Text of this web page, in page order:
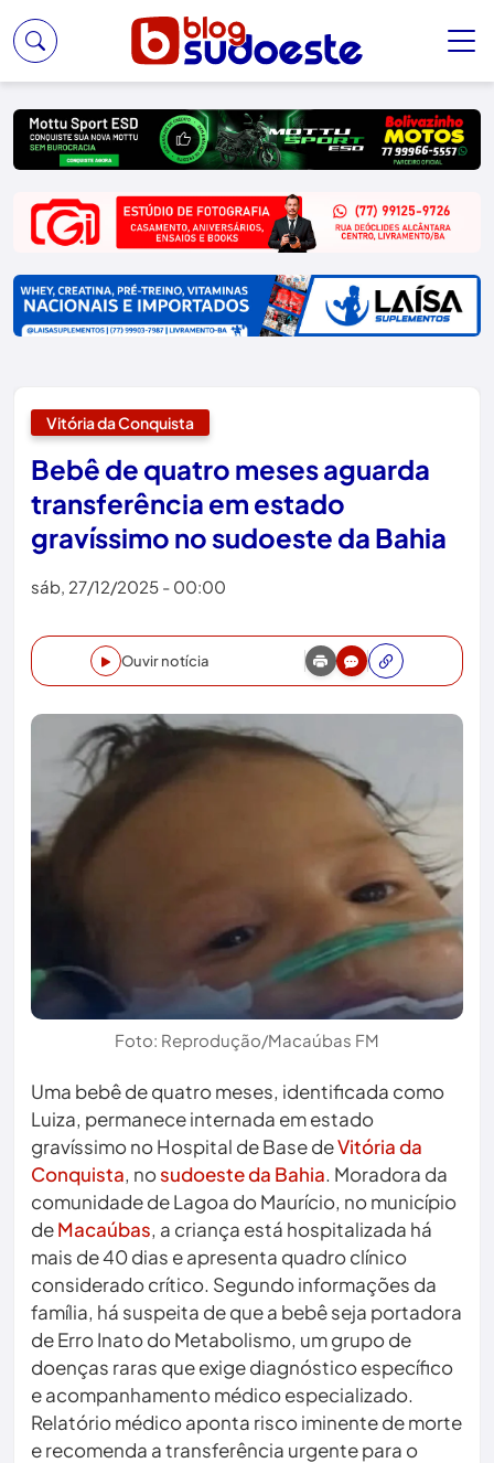
Vitória da Conquista
Bebê de quatro meses aguarda
transferência em estado
gravíssimo no sudoeste da Bahia
sáb, 27/12/2025 - 00:00
Ouvir notícia
Foto: Reprodução/Macaúbas FM
Uma bebê de quatro meses, identificada como
Luiza, permanece internada em estado
gravíssimo no Hospital de Base deVitória da
Conquista, nosudoeste da Bahia. Moradora da
comunidade de Lagoa do Maurício, no município
deMacaúbas, a criança está hospitalizada há
mais de 40 dias e apresenta quadro clínico
considerado crítico. Segundo informações da
família, há suspeita de que a bebê seja portadora
de Erro Inato do Metabolismo, um grupo de
doenças raras que exige diagnóstico específico
e acompanhamento médico especializado.
Relatório médico aponta risco iminente de morte
e recomenda a transferência urgente para o